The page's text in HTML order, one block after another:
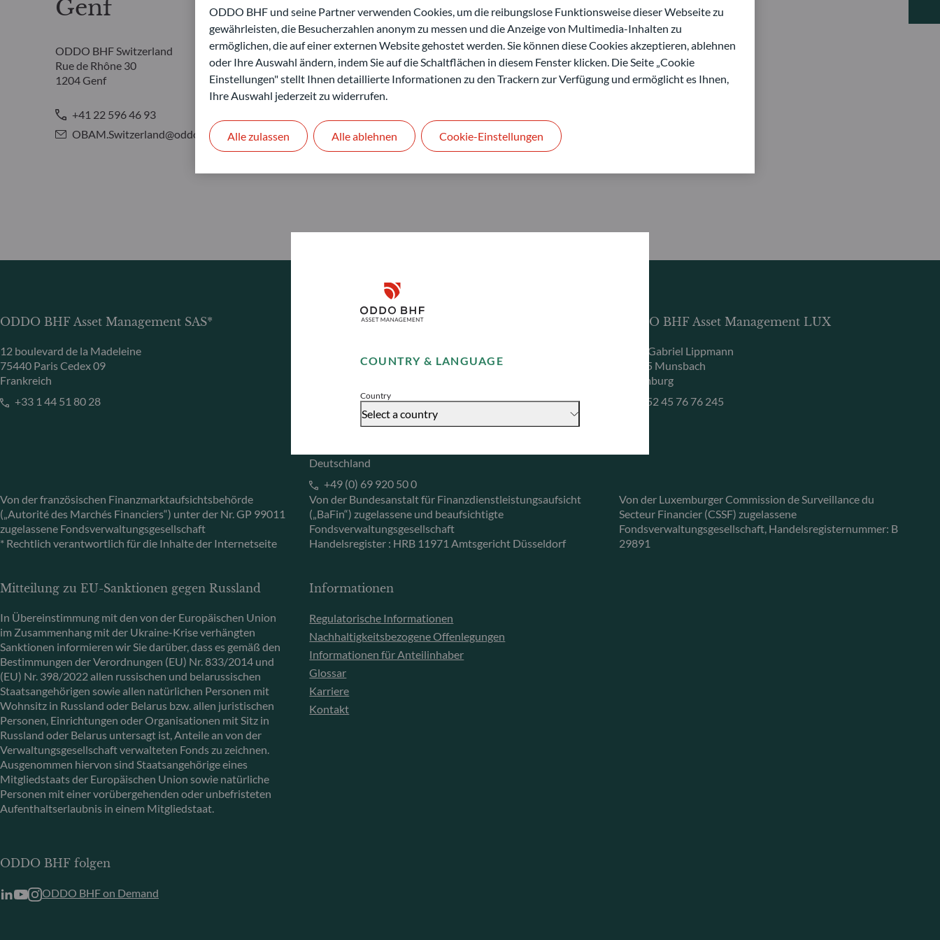
COUNTRY & LANGUAGE
Country
Select a country
Disclaimer
Accept
Genf
ODDO BHF Switzerland
Rue de Rhône 30
1204 Genf
+41 22 596 46 93
OBAM.Switzerland@oddo-bhf.com
ODDO BHF Asset Management SAS*
12 boulevard de la Madeleine
75440 Paris Cedex 09
Frankreich
+33 1 44 51 80 28
Von der französischen Finanzmarktaufsichtsbehörde
(„Autorité des Marchés Financiers“) unter der Nr. GP 99011
zugelassene Fondsverwaltungsgesellschaft
* Rechtlich verantwortlich für die Inhalte der Internetseite
ODDO BHF Asset Management GmbH
40217 Düsseldorf
+49 (0) 211 239 24 01
Deutschland
+49 (0) 69 920 50 0
Von der Bundesanstalt für Finanzdienstleistungsaufsicht
(„BaFin“) zugelassene und beaufsichtigte
Fondsverwaltungsgesellschaft
Handelsregister : HRB 11971 Amtsgericht Düsseldorf
ODDO BHF Asset Management LUX
6, rue Gabriel Lippmann
L-5365 Munsbach
Luxemburg
+352 45 76 76 245
Von der Luxemburger Commission de Surveillance du
Secteur Financier (CSSF) zugelassene
Fondsverwaltungsgesellschaft, Handelsregisternummer: B
29891
Mitteilung zu EU-Sanktionen gegen Russland
In Übereinstimmung mit den von der Europäischen Union
im Zusammenhang mit der Ukraine-Krise verhängten
Sanktionen informieren wir Sie darüber, dass es gemäß den
Bestimmungen der Verordnungen (EU) Nr. 833/2014 und
(EU) Nr. 398/2022 allen russischen und belarussischen
Staatsangehörigen sowie allen natürlichen Personen mit
Wohnsitz in Russland oder Belarus bzw. allen juristischen
Personen, Einrichtungen oder Organisationen mit Sitz in
Russland oder Belarus untersagt ist, Anteile an von der
Verwaltungsgesellschaft verwalteten Fonds zu zeichnen.
Ausgenommen hiervon sind Staatsangehörige eines
Mitgliedstaats der Europäischen Union sowie natürliche
Personen mit einer vorübergehenden oder unbefristeten
Aufenthaltserlaubnis in einem Mitgliedstaat.
Informationen
Regulatorische Informationen
Nachhaltigkeitsbezogene Offenlegungen
Informationen für Anteilinhaber
Glossar
Karriere
Kontakt
ODDO BHF folgen
ODDO BHF on Demand
ODDO BHF und seine Partner verwenden Cookies, um die reibungslose Funktionsweise dieser Webseite zu
gewährleisten, die Besucherzahlen anonym zu messen und die Anzeige von Multimedia-Inhalten zu
ermöglichen, die auf einer externen Website gehostet werden. Sie können diese Cookies akzeptieren, ablehnen
oder Ihre Auswahl ändern, indem Sie auf die Schaltflächen in diesem Fenster klicken. Die Seite „Cookie
Einstellungen" stellt Ihnen detaillierte Informationen zu den Trackern zur Verfügung und ermöglicht es Ihnen,
Ihre Auswahl jederzeit zu widerrufen.
Alle ablehnen
Alle zulassen Cookie-Einstellungen